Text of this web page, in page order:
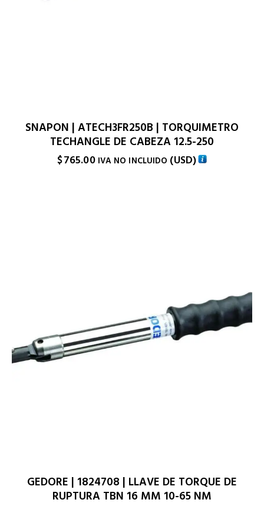
SNAPON | ATECH3FR250B | TORQUIMETRO
TECHANGLE DE CABEZA 12.5-250
$765.00 IVA NO INCLUIDO (USD)
GEDORE | 1824708 | LLAVE DE TORQUE DE
RUPTURA TBN 16 MM 10-65 NM